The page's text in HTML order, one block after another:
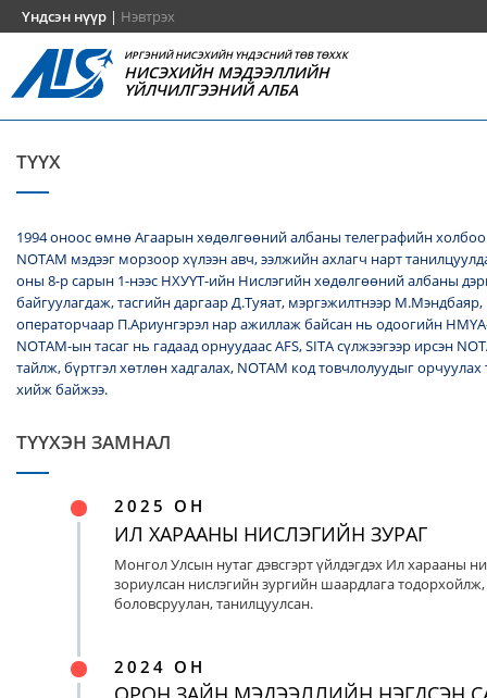
Үндсэн нүүр | Нэвтрэх
ИРГЭНИЙ НИСЭХИЙН ҮНДЭСНИЙ ТӨВ ТӨХХК
НИСЭХИЙН МЭДЭЭЛЛИЙН
ҮЙЛЧИЛГЭЭНИЙ АЛБА
ТҮҮХ
1994 оноос өмнө Агаарын хөдөлгөөний албаны телеграфийн
NОТАМ мэдээг морзоор хүлээн авч, ээлжийн ахлагч нарт
оны 8-р сарын 1-нээс НХУҮТ-ийн Нислэгийн хөдөлгөөний албаны
байгуулагдаж, тасгийн даргаар Д.Туяат, мэргэжилтнээр
операторчаар П.Ариунгэрэл нар ажиллаж байсан нь одоогийн
NOTAM-ын тасаг нь гадаад орнуудаас AFS, SITA сүлжээгээр ирсэн
тайлж, бүртгэл хөтлөн хадгалах, NОТАМ код товчлолуудыг
хийж байжээ.
ТҮҮХЭН ЗАМНАЛ
2025 ОН
ИЛ ХАРААНЫ НИСЛЭГИЙН ЗУРАГ
Монгол Улсын нутаг дэвсгэрт үйлдэгдэх Ил харааны
зориулсан нислэгийн зургийн шаардлага тодорхойлж,
боловсруулан, танилцуулсан.
2024 ОН